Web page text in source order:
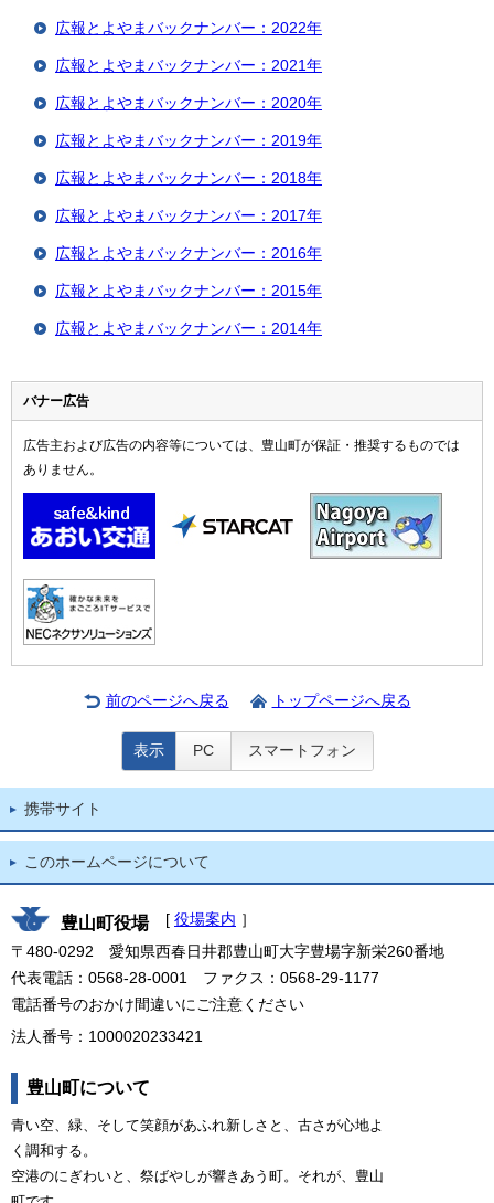
広報とよやまバックナンバー：2022年
広報とよやまバックナンバー：2021年
広報とよやまバックナンバー：2020年
広報とよやまバックナンバー：2019年
広報とよやまバックナンバー：2018年
広報とよやまバックナンバー：2017年
広報とよやまバックナンバー：2016年
広報とよやまバックナンバー：2015年
広報とよやまバックナンバー：2014年
バナー広告
広告主および広告の内容等については、豊山町が保証・推奨するものでは
ありません。
前のページへ戻る トップページへ戻る
表示 PC スマートフォン
携帯サイト
このホームページについて
豊山町役場 [ 役場案内 ］
〒480-0292 愛知県西春日井郡豊山町大字豊場字新栄260番地
代表電話：0568-28-0001 ファクス：0568-29-1177
電話番号のおかけ間違いにご注意ください
法人番号：1000020233421
豊山町について
青い空、緑、そして笑顔があふれ新しさと、古さが心地よ
く調和する。
空港のにぎわいと、祭ばやしが響きあう町。それが、豊山